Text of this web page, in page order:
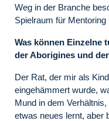
Weg in der Branche
Spielraum für
Was können Einzelne
der Aborigines und
Der Rat, der mir als
eingehämmert wurde,
Mund in dem
etwas neues lernt, aber